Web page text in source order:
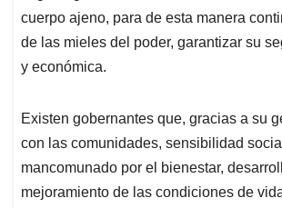
cuerpo ajeno, para de esta manera
de las mieles del poder, garantizar su
y económica.
Existen gobernantes que, gracias a su
con las comunidades, sensibilidad
mancomunado por el bienestar,
mejoramiento de las condiciones de